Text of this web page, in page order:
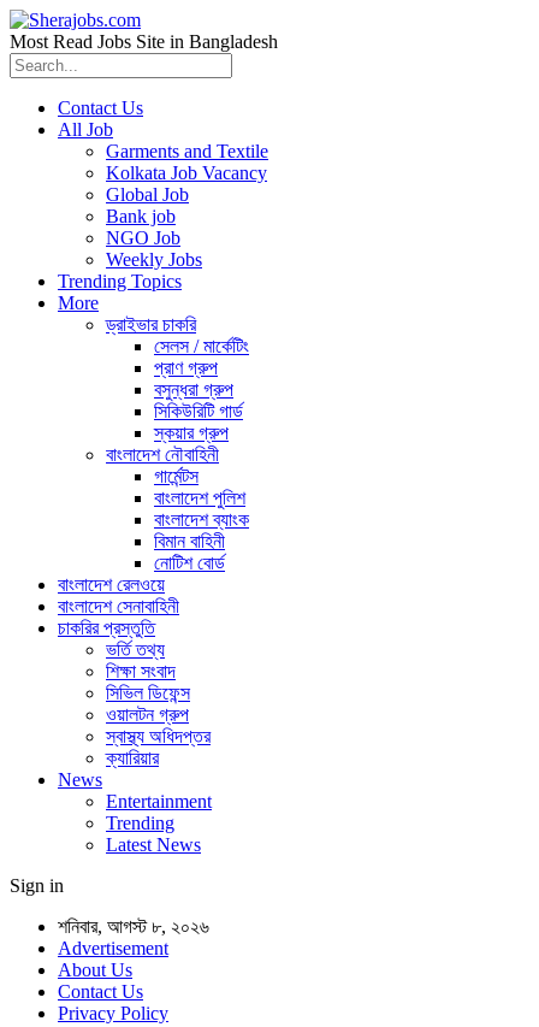
Most Read Jobs Site in Bangladesh
Contact Us
All Job
Garments and Textile
Kolkata Job Vacancy
Global Job
Bank job
NGO Job
Weekly Jobs
Trending Topics
More
ড্রাইভার চাকরি
সেলস / মার্কেটিং
প্রাণ গ্রুপ
বসুন্ধরা গ্রুপ
সিকিউরিটি গার্ড
স্কয়ার গ্রুপ
বাংলাদেশ নৌবাহিনী
গার্মেন্টস
বাংলাদেশ পুলিশ
বাংলাদেশ ব্যাংক
বিমান বাহিনী
নোটিশ বোর্ড
বাংলাদেশ রেলওয়ে
বাংলাদেশ সেনাবাহিনী
চাকরির প্রস্তুতি
ভর্তি তথ্য
শিক্ষা সংবাদ
সিভিল ডিফেন্স
ওয়ালটন গ্রুপ
স্বাস্থ্য অধিদপ্তর
ক্যারিয়ার
News
Entertainment
Trending
Latest News
Sign in
শনিবার, আগস্ট ৮, ২০২৬
Advertisement
About Us
Contact Us
Privacy Policy